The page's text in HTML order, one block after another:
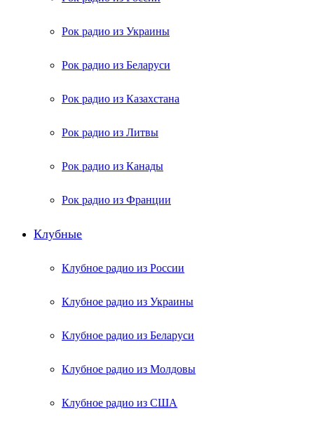
Рок радио из Украины
Рок радио из Беларуси
Рок радио из Казахстана
Рок радио из Литвы
Рок радио из Канады
Рок радио из Франции
Клубные
Клубное радио из России
Клубное радио из Украины
Клубное радио из Беларуси
Клубное радио из Молдовы
Клубное радио из США